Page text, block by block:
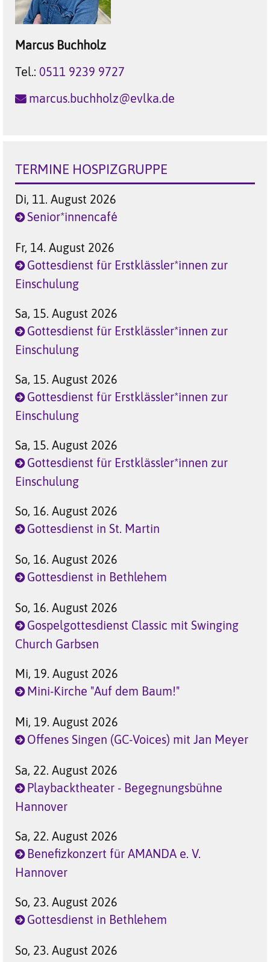
Marcus Buchholz
Tel.: 0511 9239 9727
marcus.buchholz@evlka.de
TERMINE HOSPIZGRUPPE
Di, 11. August 2026
Senior*innencafé
Fr, 14. August 2026
Gottesdienst für Erstklässler*innen zur
Einschulung
Sa, 15. August 2026
Gottesdienst für Erstklässler*innen zur
Einschulung
Sa, 15. August 2026
Gottesdienst für Erstklässler*innen zur
Einschulung
Sa, 15. August 2026
Gottesdienst für Erstklässler*innen zur
Einschulung
So, 16. August 2026
Gottesdienst in St. Martin
So, 16. August 2026
Gottesdienst in Bethlehem
So, 16. August 2026
Gospelgottesdienst Classic mit Swinging
Church Garbsen
Mi, 19. August 2026
Mini-Kirche "Auf dem Baum!"
Mi, 19. August 2026
Offenes Singen (GC-Voices) mit Jan Meyer
Sa, 22. August 2026
Playbacktheater - Begegnungsbühne
Hannover
Sa, 22. August 2026
Benefizkonzert für AMANDA e. V.
Hannover
So, 23. August 2026
Gottesdienst in Bethlehem
So, 23. August 2026